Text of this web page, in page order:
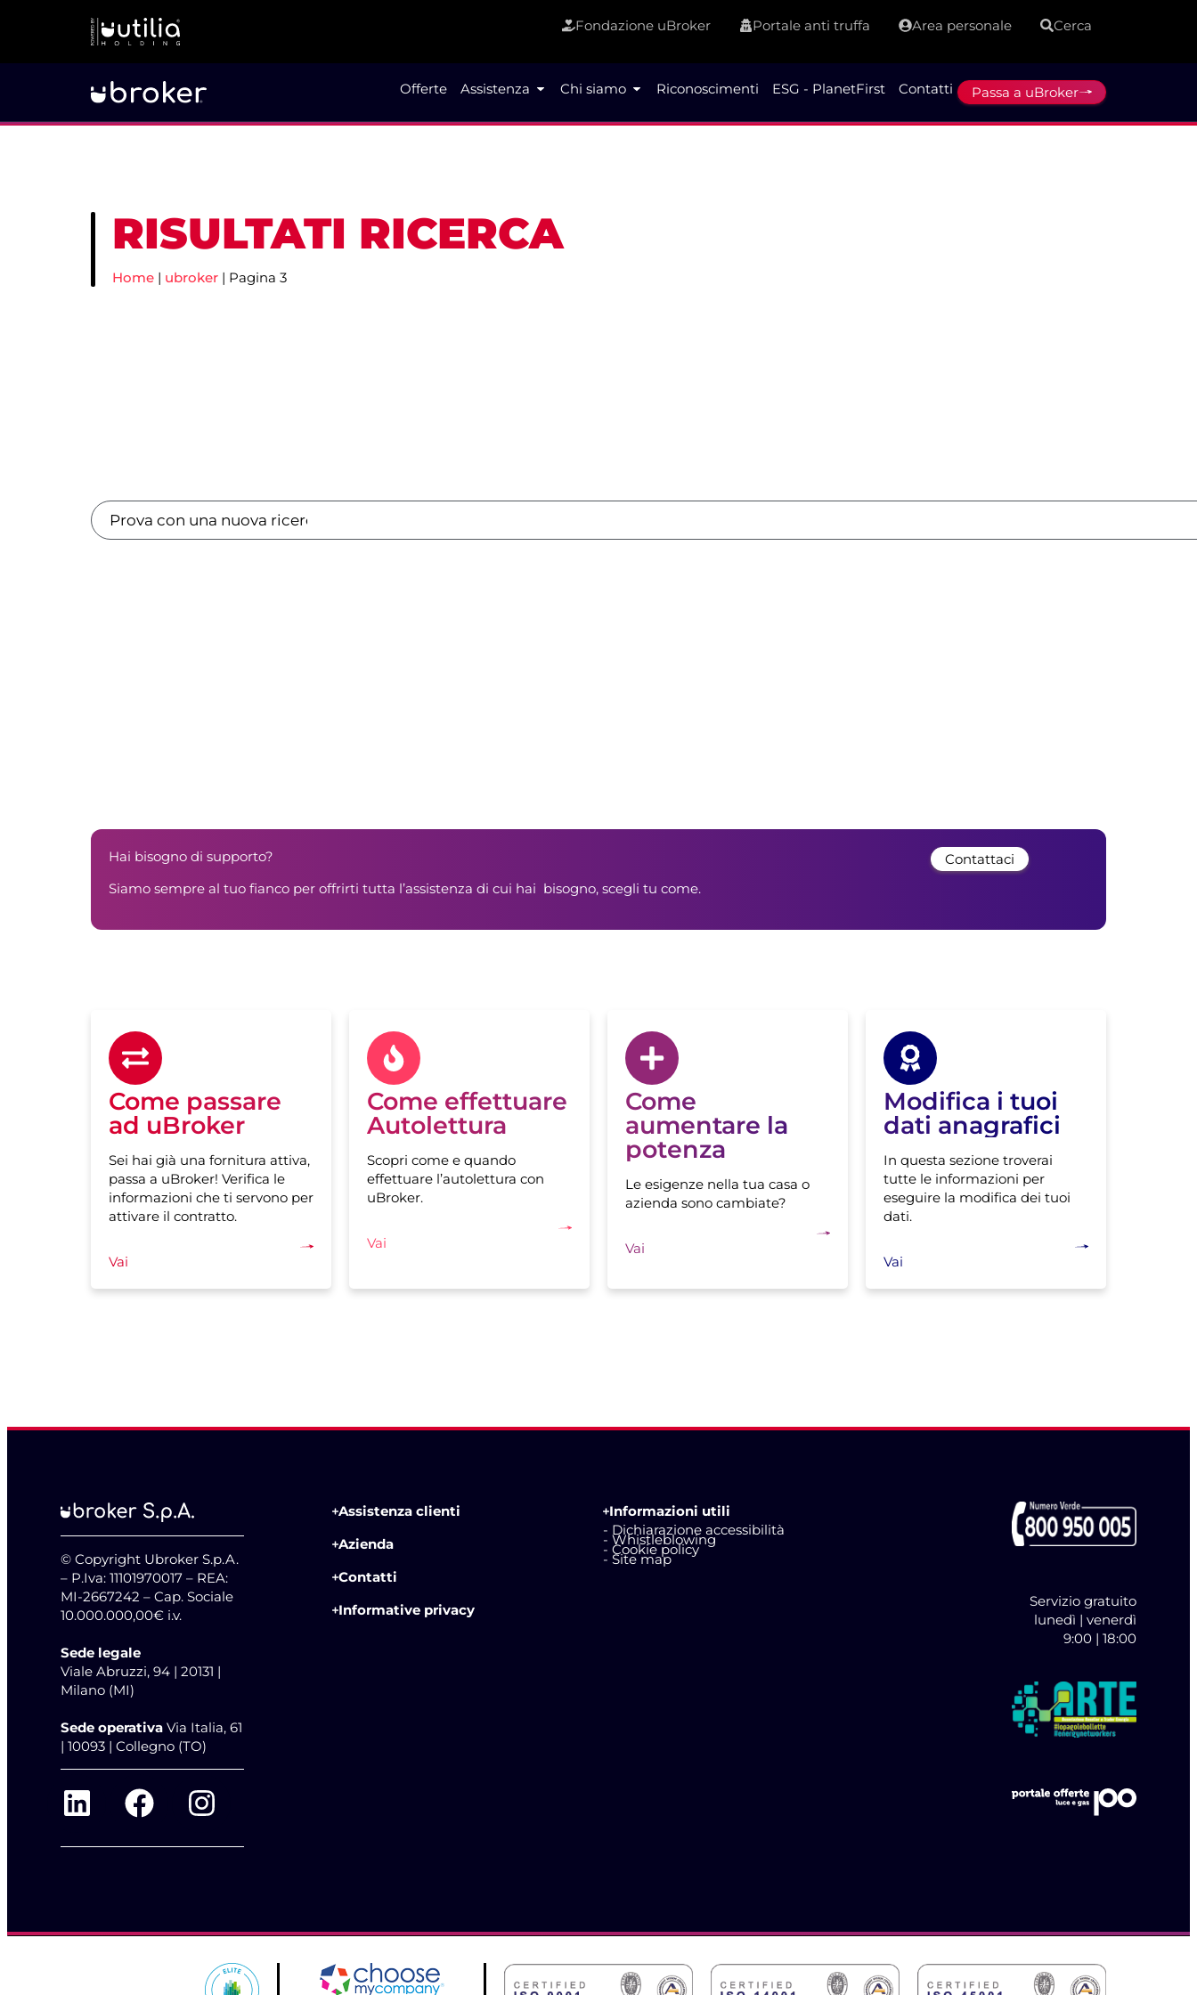
Fondazione uBroker Portale anti truffa Area personale Cerca
Offerte Assistenza Chi siamo Riconoscimenti ESG - PlanetFirst Contatti Passa a uBroker
RISULTATI RICERCA
Home | ubroker | Pagina 3
Hai bisogno di supporto?
Siamo sempre al tuo fianco per offrirti tutta l’assistenza di cui hai bisogno, scegli tu come.
Contattaci
Come passare
ad uBroker
Sei hai già una fornitura attiva,
passa a uBroker! Verifica le
informazioni che ti servono per
attivare il contratto.
Vai
Come effettuare
Autolettura
Scopri come e quando
effettuare l’autolettura con
uBroker.
Vai
Come
aumentare la
potenza
Le esigenze nella tua casa o
azienda sono cambiate?
Vai
Modifica i tuoi
dati anagrafici
In questa sezione troverai
tutte le informazioni per
eseguire la modifica dei tuoi
dati.
Vai
© Copyright Ubroker S.p.A.
– P.Iva: 11101970017 – REA:
MI-2667242 – Cap. Sociale
10.000.000,00€ i.v.
Sede legale
Viale Abruzzi, 94 | 20131 |
Milano (MI)
Sede operativa Via Italia, 61
| 10093 | Collegno (TO)
Assistenza clienti
Azienda
Contatti
Informative privacy
Informazioni utili
- Dichiarazione accessibilità
- Whistleblowing
- Cookie policy
- Site map
Servizio gratuito
lunedì | venerdì
9:00 | 18:00